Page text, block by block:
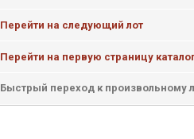
Перейти на следующий лот
Перейти на первую страницу
Быстрый переход к произвольному